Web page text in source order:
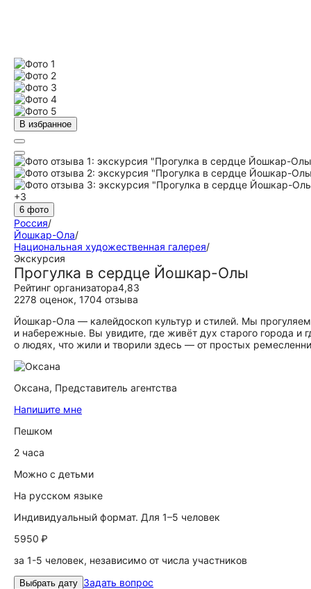
В избранное
+3
6 фото
Россия/
Йошкар-Ола/
Национальная художественная галерея/
Экскурсия
Прогулка в сердце Йошкар-Олы
Рейтинг организатора4,83
2278 оценок, 1704 отзыва
Йошкар-Ола — калейдоскоп культур и стилей. Мы
и набережные. Вы увидите, где живёт дух старого города
о людях, что жили и творили здесь — от простых
Оксана, Представитель агентства
Напишите мне
Пешком
2 часа
Можно с детьми
На русском языке
Индивидуальный формат. Для 1–5 человек
5950 ₽
за 1-5 человек, независимо от числа участников
Выбрать дату Задать вопрос